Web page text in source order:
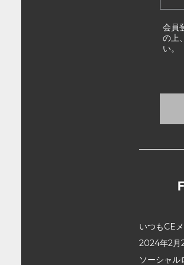
会員
の上
い。
いつもCE
2024年2月
ソーシャ